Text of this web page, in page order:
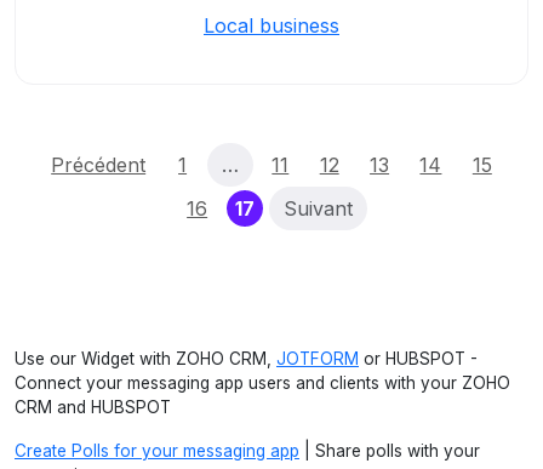
Local business
Précédent 1 … 11 12 13 14
15
16
17(current)
Suivant
Use our Widget with ZOHO CRM, JOTFORM or HUBSPOT -
Connect your messaging app users and clients with your ZOHO
CRM and HUBSPOT
Create Polls for your messaging app | Share polls with your